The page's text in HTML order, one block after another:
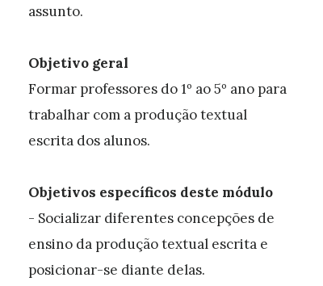
assunto.
Objetivo geral
Formar professores do 1º ao 5º ano para
trabalhar com a produção textual
escrita dos alunos.
Objetivos específicos deste módulo
- Socializar diferentes concepções de
ensino da produção textual escrita e
posicionar-se diante delas.